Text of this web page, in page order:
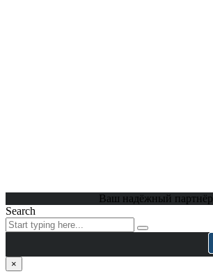
Ваш надёжный партнёр
Search
×